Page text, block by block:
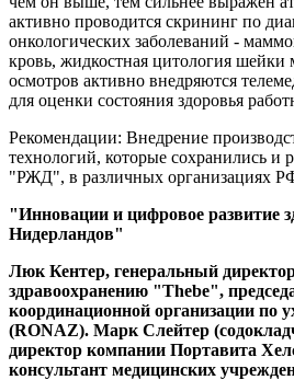
активно проводится скрининг по
онкологических заболеваний -
кровь, жидкостная цитология шейки
осмотров активно внедряются
для оценки состояния здоровья
Рекомендации: Внедрение
технологий, которые сохранились и
"РЖД", в различных организациях
"Инновации и цифровое развитие
Нидерландов"
Люк Кентер, генеральный
здравоохранению "Thebe",
координационной организации по
(RONAZ). Марк Слейтер
директор компании Портавита
консультант медицинских